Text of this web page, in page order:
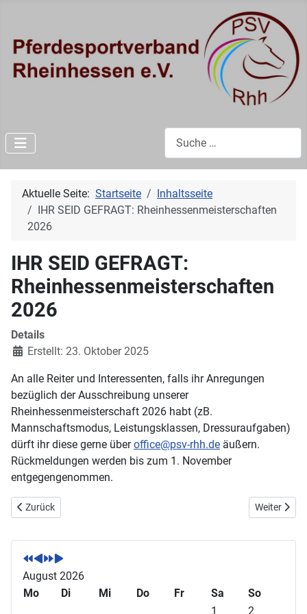
Aktuelle Seite: Startseite
Inhaltsseite
IHR SEID GEFRAGT: Rheinhessenmeisterschaften
2026
IHR SEID GEFRAGT:
Rheinhessenmeisterschaften
2026
Details
Erstellt: 23. Oktober 2025
An alle Reiter und Interessenten, falls ihr Anregungen
bezüglich der Ausschreibung unserer
Rheinhessenmeisterschaft 2026 habt (zB.
Mannschaftsmodus, Leistungsklassen, Dressuraufgaben)
dürft ihr diese gerne überoffice@psv-rhh.de äußern.
Rückmeldungen werden bis zum 1. November
entgegengenommen.
Vorheriger Beitrag: Nachruf auf Ernst Klemmer
Zurück Nächster
Weiter
V
o
r
h
V
o
r
h
N
ä
c
N
ä
c
August 2026
Mo
Di Mi Do Fr Sa
So
1
2